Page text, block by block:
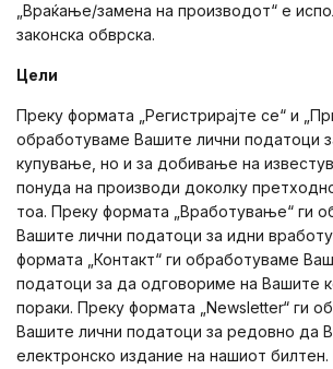
„Враќање/замена на производот“ е
законска обврска.
Цели
Преку формата „Регистрирајте се“ и
обработуваме Вашите лични податоци
купување, но и за добивање на
понуда на производи доколку
тоа. Преку формата „Вработување“ ги
Вашите лични податоци за идни
формата „Контакт“ ги обработуваме
податоци за да одговориме на Вашите
пораки. Преку формата „Newsletter“ ги
Вашите лични податоци за редовно да
електронско издание на нашиот